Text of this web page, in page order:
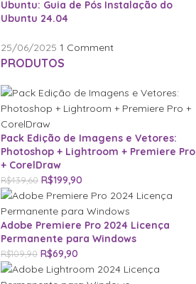
Ubuntu: Guia de Pós Instalação do
Ubuntu 24.04
25/06/2025 1 Comment
PRODUTOS
Pack Edição de Imagens e Vetores:
Photoshop + Lightroom + Premiere Pro
+ CorelDraw
R$439,60 R$199,90
Adobe Premiere Pro 2024 Licença
Permanente para Windows
R$109,90 R$69,90